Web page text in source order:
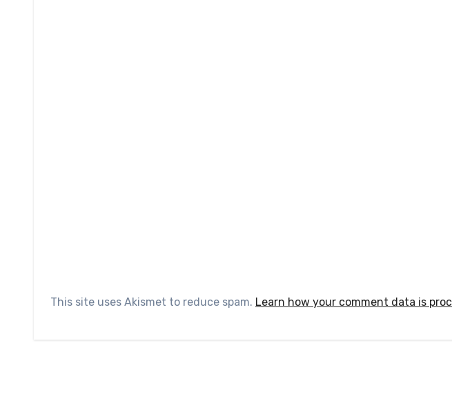
This site uses Akismet to reduce spam. Learn how your comment data is